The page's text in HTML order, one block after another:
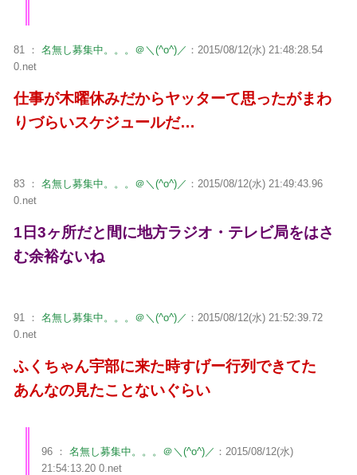
81 ： 名無し募集中。。。＠＼(^o^)／ ：2015/08/12(水) 21:48:28.54
0.net
仕事が木曜休みだからヤッターて思ったがまわ
りづらいスケジュールだ…
83 ： 名無し募集中。。。＠＼(^o^)／ ：2015/08/12(水) 21:49:43.96
0.net
1日3ヶ所だと間に地方ラジオ・テレビ局をはさ
む余裕ないね
91 ： 名無し募集中。。。＠＼(^o^)／ ：2015/08/12(水) 21:52:39.72
0.net
ふくちゃん宇部に来た時すげー行列できてた
あんなの見たことないぐらい
96 ： 名無し募集中。。。＠＼(^o^)／ ：2015/08/12(水)
21:54:13.20 0.net